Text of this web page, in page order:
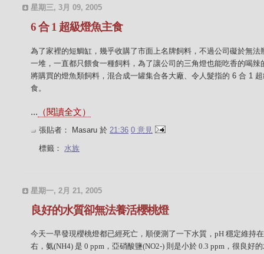
星期三, 3月 09, 2005
6 合 1 超級燈魚主食
為了家裡的短鯛缸，幾乎收購了市面上名牌飼料，不過公司礙於無法
一堆，一直都只餵食一種飼料，為了讓公司的三角燈也能吃香的喝辣
將購買的燈魚類飼料，混合成一罐集合各大廠、令人髮指的 6 合 1
食。
... （閱讀全文）
張貼者： Masaru 於 21:36 0 意見
標籤： 水族
星期一, 2月 21, 2005
良好的水質卻無法養活櫻桃燈
今天一早發現櫻桃燈都已經死亡，順便測了一下水質，pH 穩定維持
右，氨(NH4) 是 0 ppm，亞硝酸鹽(NO2-) 則是小於 0.3 ppm，很良好